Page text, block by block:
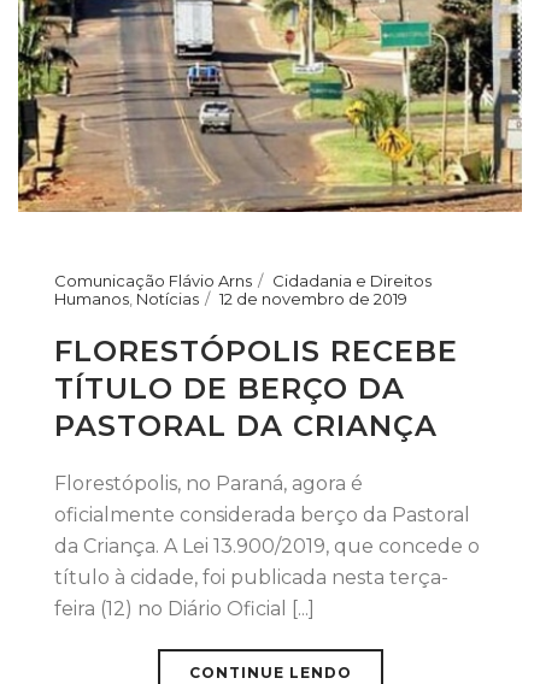
Comunicação Flávio Arns
Cidadania e Direitos
Humanos, Notícias 12 de novembro de 2019
FLORESTÓPOLIS RECEBE
TÍTULO DE BERÇO DA
PASTORAL DA CRIANÇA
Florestópolis, no Paraná, agora é
oficialmente considerada berço da Pastoral
da Criança. A Lei 13.900/2019, que concede o
título à cidade, foi publicada nesta terça-
feira (12) no Diário Oficial [...]
CONTINUE LENDO